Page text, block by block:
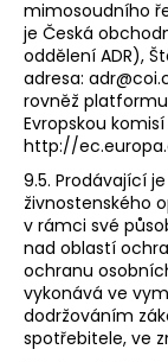
mimosoudního
je Česká
oddělení ADR),
adresa:
rovněž
Evropskou
http://
9.5. Prodávající
živnostenského
v rámci své
nad oblastí
ochranu
vykonává ve
dodržováním
spotřebitele, ve